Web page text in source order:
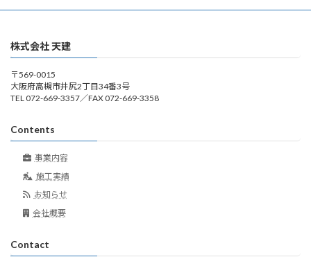
株式会社 天建
〒569-0015
大阪府高槻市井尻2丁目34番3号
TEL 072-669-3357／FAX 072-669-3358
Contents
事業内容
施工実績
お知らせ
会社概要
Contact